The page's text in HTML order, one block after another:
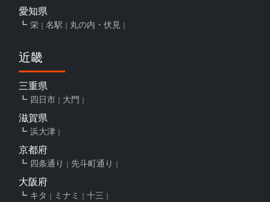
愛知県
栄 名駅 丸の内・伏見
近畿
三重県
四日市 大門
滋賀県
浜大津
京都府
四条通り 先斗町通り
大阪府
キタ ミナミ 十三